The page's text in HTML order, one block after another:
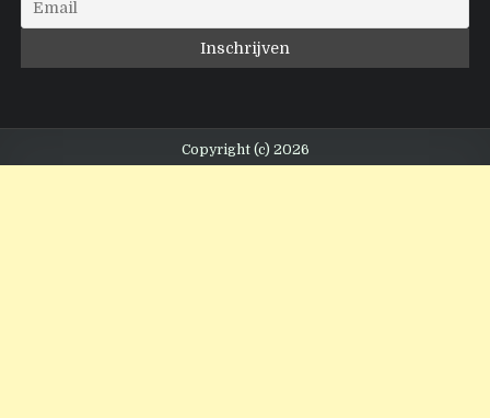
Copyright (c) 2026